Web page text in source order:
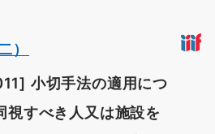
）
小切手法の適用につ
視すべき人又は施設を